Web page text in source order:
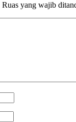
Ruas yang wajib